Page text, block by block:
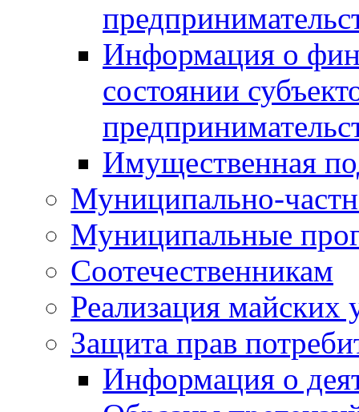
Информация о
состоянии
Имущественная
Муниципально-
Муниципальные
Соотечественникам
Реализация майских
Защита прав
Информация о